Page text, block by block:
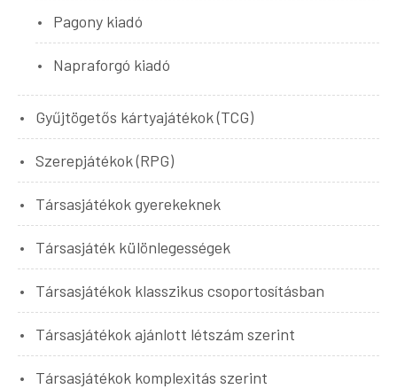
Pagony kiadó
Napraforgó kiadó
Gyűjtögetős kártyajátékok (TCG)
Szerepjátékok (RPG)
Társasjátékok gyerekeknek
Társasjáték különlegességek
Társasjátékok klasszikus csoportosításban
Társasjátékok ajánlott létszám szerint
Társasjátékok komplexitás szerint